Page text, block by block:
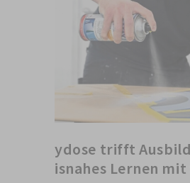
Spraydose trifft
Praxisnahes Lernen